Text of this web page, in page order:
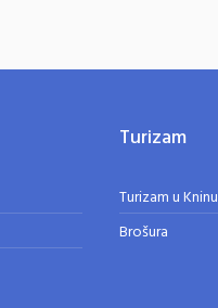
Turizam
Turizam u Kninu
Brošura